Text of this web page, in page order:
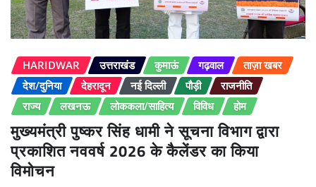
HARIDWAR उत्तराखंड कुमाऊं गढ़वाल
ताज़ा खबर
देश/दुनिया
देहरादून नई दिल्ली पौड़ी
राजनीति
राज्य
लखनऊ लोककला/साहित्य विविध होम
मुख्यमंत्री पुष्कर सिंह धामी ने सूचना विभाग द्वारा
प्रकाशित नववर्ष 2026 के कैलेंडर का किया
विमोचन